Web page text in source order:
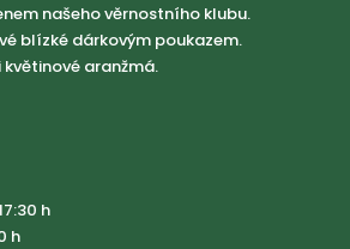
našeho věrnostního klubu.
blízké dárkovým poukazem.
květinové aranžmá.
h
h